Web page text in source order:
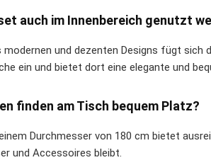
auch im Innenbereich genutzt
modernen und dezenten Designs fügt sich
ein und bietet dort eine elegante und
finden am Tisch bequem Platz?
Durchmesser von 180 cm bietet
und Accessoires bleibt.